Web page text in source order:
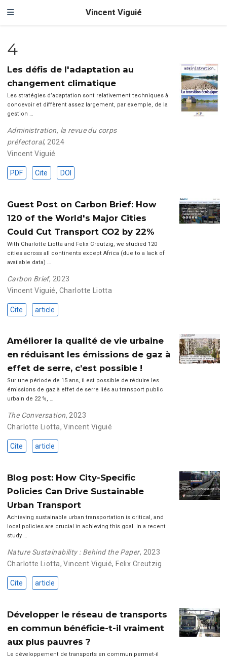
Vincent Viguié
4
Les défis de l'adaptation au
changement climatique
Les stratégies d’adaptation sont relativement techniques à
concevoir et diffèrent assez largement, par exemple, de la
gestion …
Administration, la revue du corps
préfectoral, 2024
Vincent Viguié
PDF Cite DOI
Guest Post on Carbon Brief: How
120 of the World's Major Cities
Could Cut Transport CO2 by 22%
With Charlotte Liotta and Felix Creutzig, we studied 120
cities across all continents except Africa (due to a lack of
available data) …
Carbon Brief, 2023
Vincent Viguié, Charlotte Liotta
Cite article
Améliorer la qualité de vie urbaine
en réduisant les émissions de gaz à
effet de serre, c’est possible !
Sur une période de 15 ans, il est possible de réduire les
émissions de gaz à effet de serre liés au transport public
urbain de 22 %, …
The Conversation, 2023
Charlotte Liotta,Vincent Viguié
Cite article
Blog post: How City-Specific
Policies Can Drive Sustainable
Urban Transport
Achieving sustainable urban transportation is critical, and
local policies are crucial in achieving this goal. In a recent
study …
Nature Sustainability : Behind the Paper, 2023
Charlotte Liotta,Vincent Viguié, Felix Creutzig
Cite article
Développer le réseau de transports
en commun bénéficie-t-il vraiment
aux plus pauvres ?
Le développement de transports en commun permet-il